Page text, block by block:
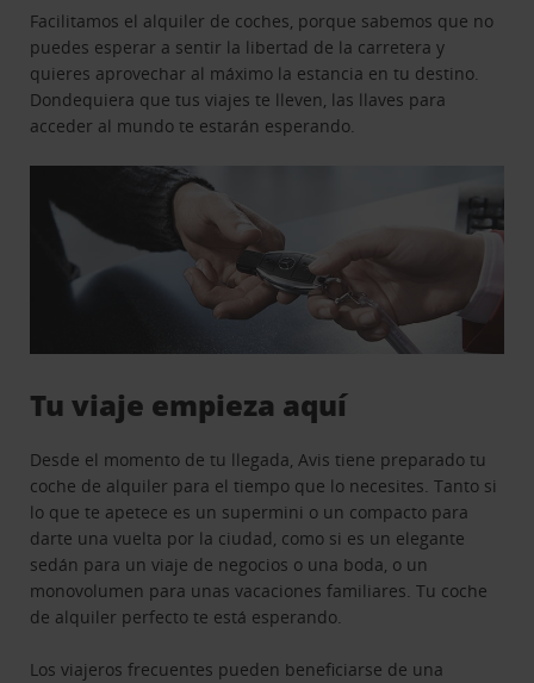
Facilitamos el alquiler de coches, porque sabemos que no
puedes esperar a sentir la libertad de la carretera y
quieres aprovechar al máximo la estancia en tu destino.
Dondequiera que tus viajes te lleven, las llaves para
acceder al mundo te estarán esperando.
Tu viaje empieza aquí
Desde el momento de tu llegada, Avis tiene preparado tu
coche de alquiler para el tiempo que lo necesites. Tanto si
lo que te apetece es un supermini o un compacto para
darte una vuelta por la ciudad, como si es un elegante
sedán para un viaje de negocios o una boda, o un
monovolumen para unas vacaciones familiares. Tu coche
de alquiler perfecto te está esperando.
Los viajeros frecuentes pueden beneficiarse de una